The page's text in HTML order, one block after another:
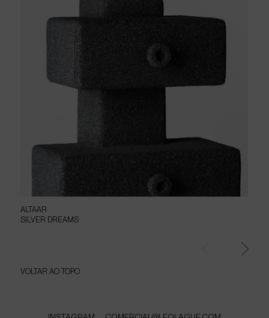
VOLTAR AO TOPO
ALTAAR
SILVER DREAMS